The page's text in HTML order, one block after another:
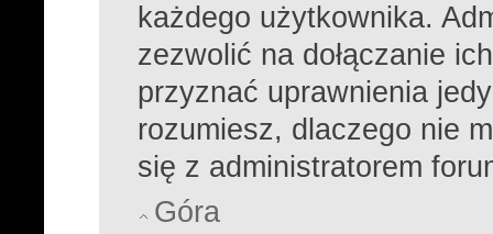
każdego użytkownika.
zezwolić na dołączanie
przyznać uprawnienia
rozumiesz, dlaczego nie
się z administratorem
Góra